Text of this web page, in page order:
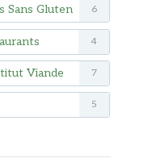
Sans Gluten 6
4
Viande 7
5